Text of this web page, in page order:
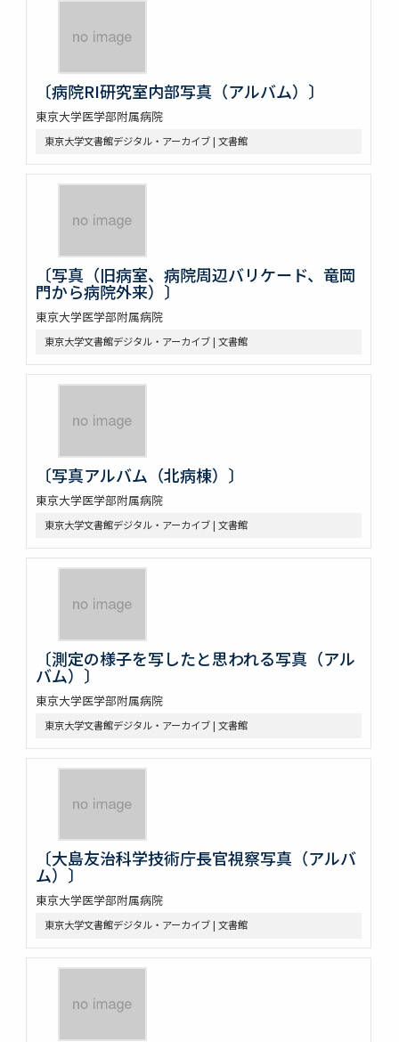
〔病院RI研究室内部写真（アルバム）〕
東京大学医学部附属病院
東京大学文書館デジタル・アーカイブ | 文書館
〔写真（旧病室、病院周辺バリケード、竜岡
門から病院外来）〕
東京大学医学部附属病院
東京大学文書館デジタル・アーカイブ | 文書館
〔写真アルバム（北病棟）〕
東京大学医学部附属病院
東京大学文書館デジタル・アーカイブ | 文書館
〔測定の様子を写したと思われる写真（アル
バム）〕
東京大学医学部附属病院
東京大学文書館デジタル・アーカイブ | 文書館
〔大島友治科学技術庁長官視察写真（アルバ
ム）〕
東京大学医学部附属病院
東京大学文書館デジタル・アーカイブ | 文書館